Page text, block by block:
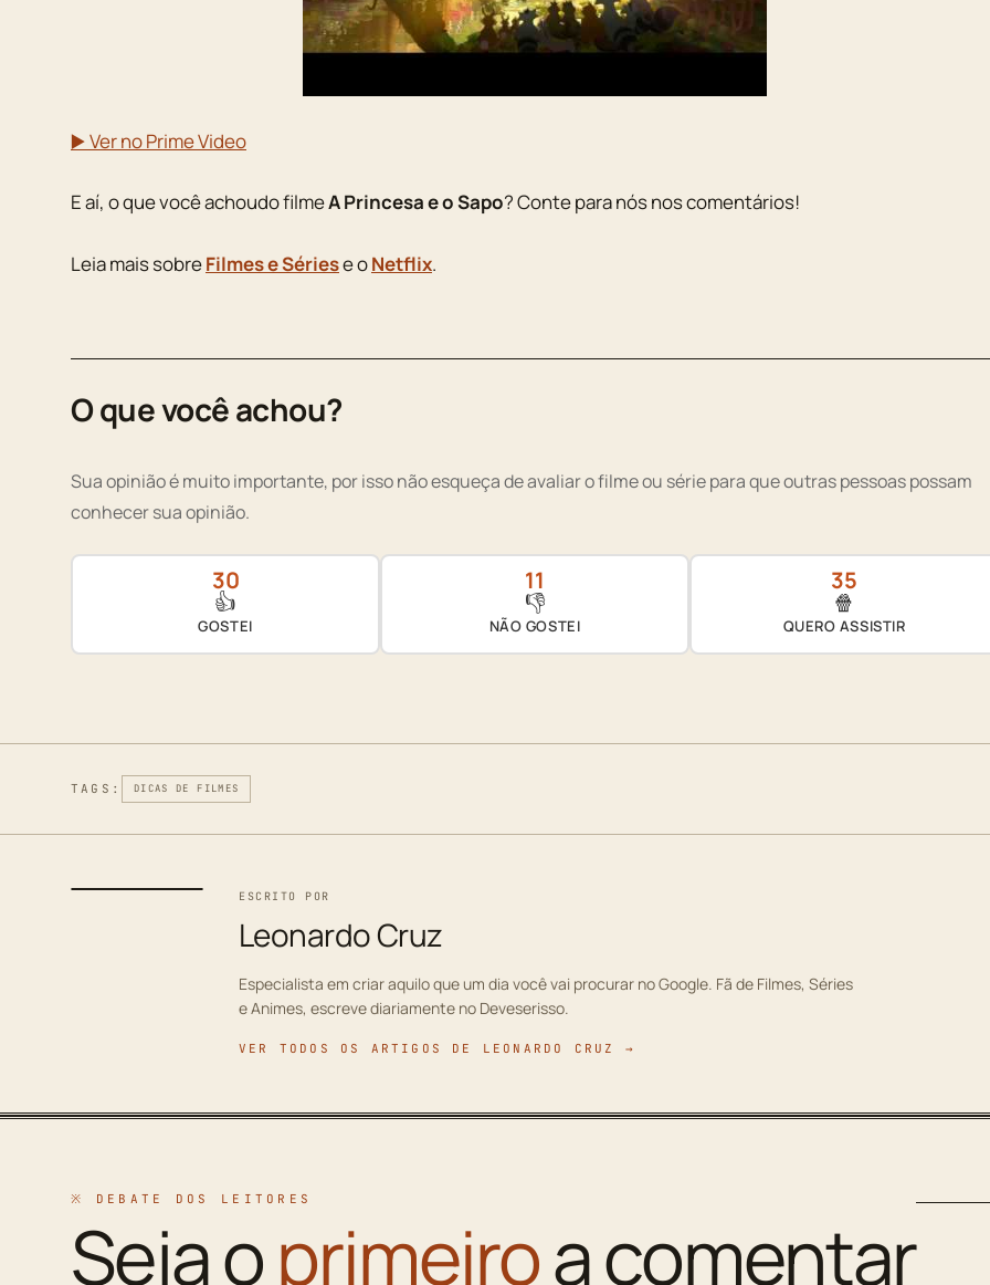
▶️ Ver no Prime Video
E aí, o que você achoudo filmeA Princesa e o Sapo? Conte para nós nos comentários!
Leia mais sobreFilmes e Sériese oNetflix.
O que você achou?
Sua opinião é muito importante, por isso não esqueça de avaliar o filme ou série para que outras pessoas possam
conhecer sua opinião.
30
👍
GOSTEI
11
👎
NÃO GOSTEI
35
🍿
QUERO ASSISTIR
TAGS: DICAS DE FILMES
ESCRITO POR
Leonardo Cruz
Especialista em criar aquilo que um dia você vai procurar no Google. Fã de Filmes, Séries
e Animes, escreve diariamente no Deveserisso.
VER TODOS OS ARTIGOS DE LEONARDO CRUZ →
※ DEBATE DOS LEITORES
Seja oprimeiroa comentar